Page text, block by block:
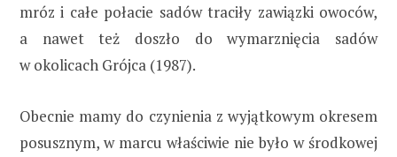
mróz i całe połacie sadów traciły zawiązki owoców,
a nawet też doszło do wymarznięcia sadów
w okolicach Grójca (1987).
Obecnie mamy do czynienia z wyjątkowym okresem
posusznym, w marcu właściwie nie było w środkowej